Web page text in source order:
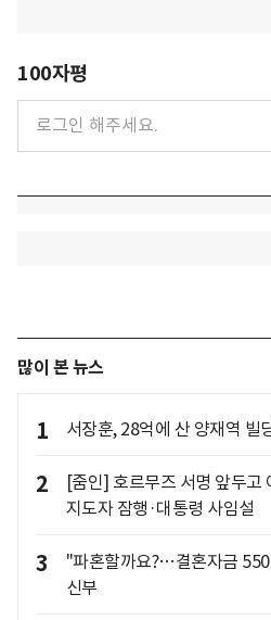
100자평
많이 본 뉴스
1 서장훈, 28억에 산 양재역 빌
2
[줌인] 호르무즈 서명 앞두
지도자 잠행·대통령 사임설
3
"파혼할까요?…결혼자금
신부